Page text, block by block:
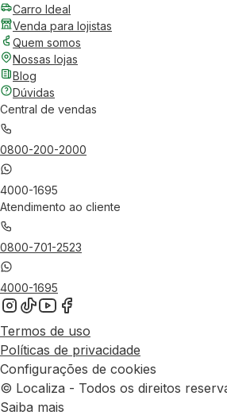
Carro Ideal
Venda para lojistas
Quem somos
Nossas lojas
Blog
Dúvidas
Central de vendas
0800-200-2000
4000-1695
Atendimento ao cliente
0800-701-2523
4000-1695
Termos de uso
Políticas de privacidade
Configurações de cookies
© Localiza - Todos os direitos
Saiba mais